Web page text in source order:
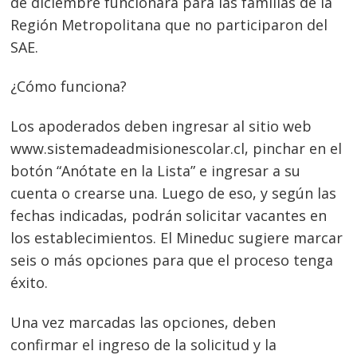
Región Metropolitana que no participaron del
SAE.
¿Cómo funciona?
Los apoderados deben ingresar al sitio web
www.sistemadeadmisionescolar.cl, pinchar en el
botón “Anótate en la Lista” e ingresar a su
cuenta o crearse una. Luego de eso, y según las
fechas indicadas, podrán solicitar vacantes en
los establecimientos. El Mineduc sugiere marcar
seis o más opciones para que el proceso tenga
éxito.
Una vez marcadas las opciones, deben
confirmar el ingreso de la solicitud y la
Navegación
de
entradas